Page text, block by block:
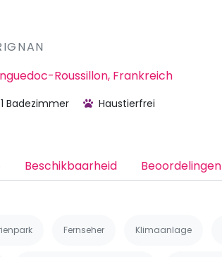
Roussillon, Frankreich
1 Badezimmer Haustierfrei
Beschikbaarheid Beoordelingen
Fernseher Klimaanlage